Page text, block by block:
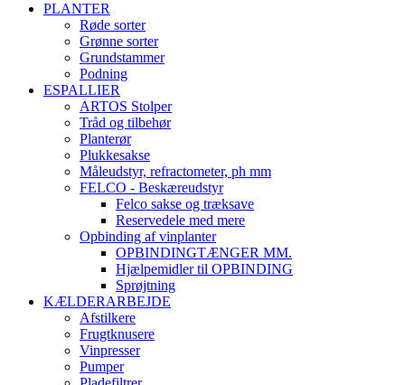
PLANTER
Røde sorter
Grønne sorter
Grundstammer
Podning
ESPALLIER
ARTOS Stolper
Tråd og tilbehør
Planterør
Plukkesakse
Måleudstyr, refractometer, ph mm
FELCO - Beskæreudstyr
Felco sakse og træksave
Reservedele med mere
Opbinding af vinplanter
OPBINDINGTÆNGER MM.
Hjælpemidler til OPBINDING
Sprøjtning
KÆLDERARBEJDE
Afstilkere
Frugtknusere
Vinpresser
Pumper